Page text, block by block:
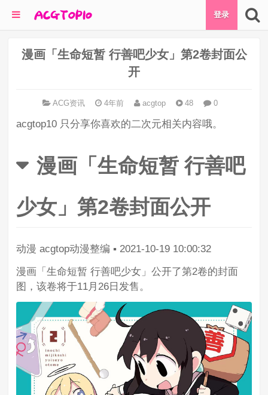
登录
漫画「生命短暂 行善吧少女」第2卷封面公
开
ACG资讯 4年前 acgtop 48 0
acgtop10 只分享你喜欢的二次元相关内容哦。
漫画「生命短暂 行善吧
少女」第2卷封面公开
动漫 acgtop动漫整编 ▪ 2021-10-19 10:00:32
漫画「生命短暂 行善吧少女」公开了第2卷的封面
图，该卷将于11月26日发售。